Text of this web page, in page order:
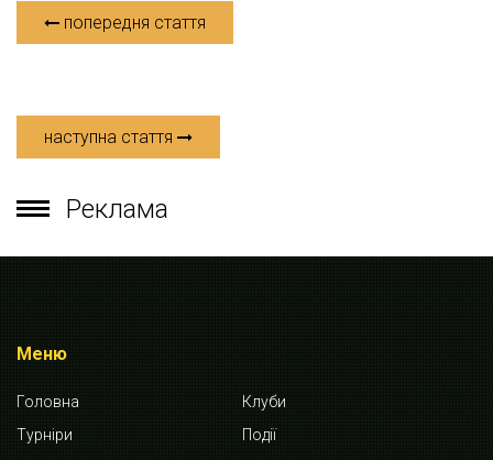
попередня стаття
наступна стаття
Реклама
Меню
Головна
Клуби
Турніри
Події